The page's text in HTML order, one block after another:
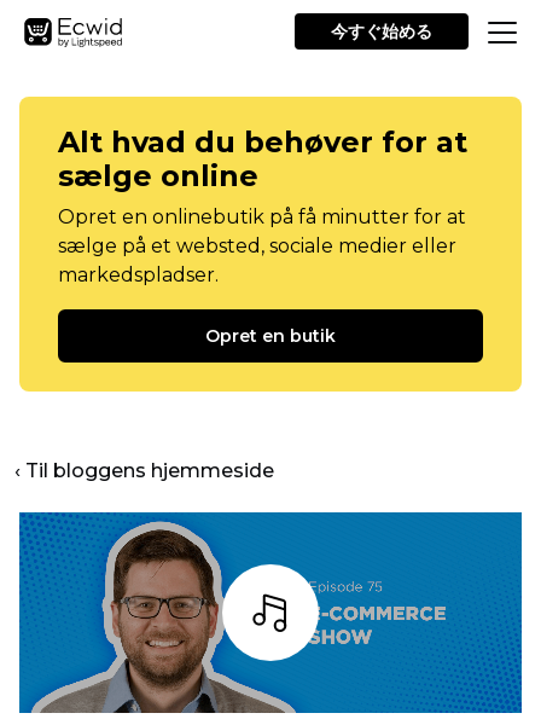
今すぐ始める
Alt hvad du behøver for at
sælge online
Opret en onlinebutik på få minutter for at
sælge på et websted, sociale medier eller
markedspladser.
Opret en butik
‹ Til bloggens hjemmeside
Lyt